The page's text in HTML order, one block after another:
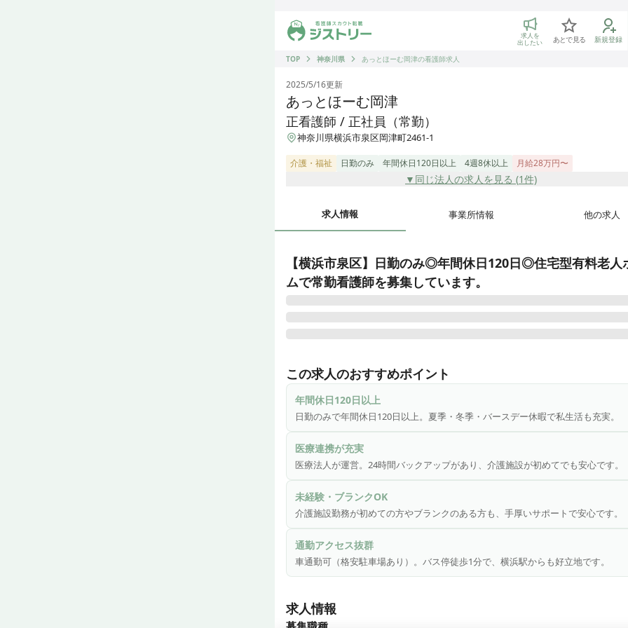
ジストリー 看護師の転職マッチング
求人を
出したい あとで見る 新規登録
TOP
神奈川県 あっとほーむ岡津の看護師求人
2025/5/16更新
あっとほーむ岡津
正看護師 / 正社員（常勤）
神奈川県横浜市泉区岡津町2461-1
介護・福祉 日勤のみ 年間休日120日以上 4週8休以上 月給28万円〜
▼同じ法人の求人を見る (1件)
求人情報 事業所情報 他の求人
【横浜市泉区】日勤のみ◎年間休日120日◎住宅型有料老人
ムで常勤看護師を募集しています。
常勤で看護業務を担っていただける方を募集しています。
医療機関併設による24 時間体制のバックアップがあり、介護施設が初
方も安心して業務に取り組めます。
また、医療法人ならではの強みとして、病院との密な医療連携、併設施
介護連携を日常的に経験できるため、在宅医療・地域包括ケアへの理解
たい方にも最適な環境です。
◎家庭と両立しやすく、長く働ける職場環境
日勤のみ、夏季休暇3日・冬季休暇5日に加え、バースデー休暇も付与、
日は合計120日あります。
ワークライフバランスを重視したい方や、子育てと両立したい方にも働
い職場です。
◎アクセス良好・車通勤も可能
職員用駐車場を月額1,000 円で利用できます。近隣と比べても非常にリ
電車通勤の場合は、JR「東戸塚駅」または相鉄いずみ野線「弥生台駅」か
この求人のおすすめポイント
年間休日120日以上
日勤のみで年間休日120日以上。夏季・冬季・バースデー休暇で私生活も充実。
医療連携が充実
医療法人が運営。24時間バックアップがあり、介護施設が初めてでも安心です。
未経験・ブランクOK
介護施設勤務が初めての方やブランクのある方も、手厚いサポートで安心です。
通勤アクセス抜群
車通勤可（格安駐車場あり）。バス停徒歩1分で、横浜駅からも好立地です。
求人情報